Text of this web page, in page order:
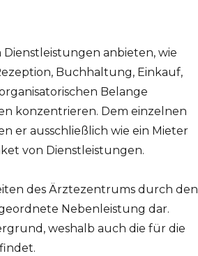
anbieten, wie
Buchhaltung, Einkauf,
Belange
konzentrieren. Dem einzelnen
er ausschließlich wie ein Mieter
von Dienstleistungen.
des Ärztezentrums durch den
Nebenleistung dar.
weshalb auch die für die
findet.